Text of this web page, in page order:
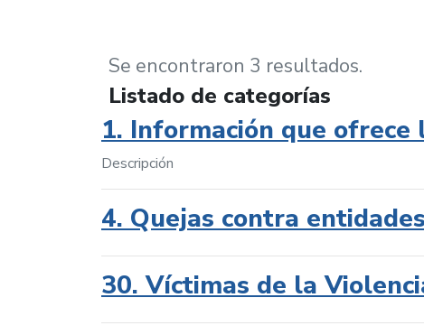
Se encontraron 3 resultados.
Listado de categorías
1. Información que ofrece
Descripción
4. Quejas contra
30. Víctimas de la